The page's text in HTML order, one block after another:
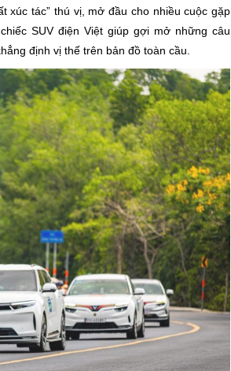
xúc tác” thú vị, mở đầu cho nhiều cuộc gặp
SUV điện Việt giúp gợi mở những câu
định vị thế trên bản đồ toàn cầu.